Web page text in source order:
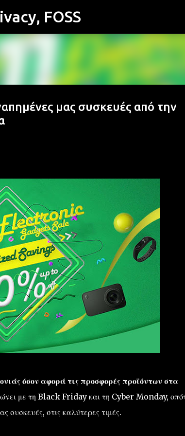
Μετάβαση στο κύριο περιεχόμενο
FOSS
μας συσκευές από την
όσον αφορά τις προσφορές προϊόντων στα
με τη Black Friday και τη Cyber Monday,
συσκευές, στις καλύτερες τιμές.